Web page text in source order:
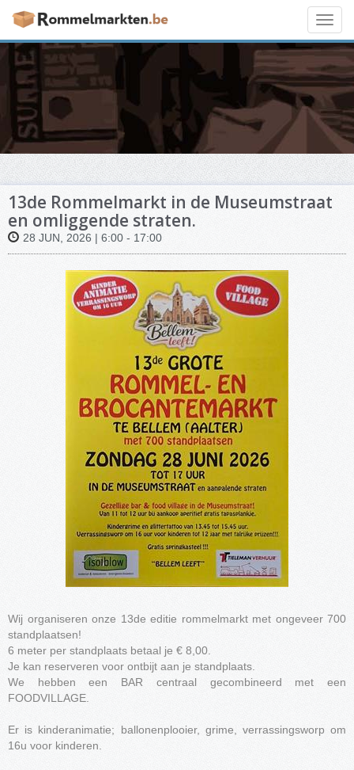
13de Rommelmarkt in de Museumstraat
en omliggende straten.
28 JUN, 2026 | 6:00 - 17:00
Wij organiseren onze 13de editie rommelmarkt met ongeveer 700
standplaatsen!
6 meter per standplaats betaal je € 8,00.
Je kan reserveren voor ontbijt aan je standplaats.
We hebben een BAR centraal gecombineerd met een
FOODVILLAGE.
Er is kinderanimatie; ballonenplooier, grime, verrassingsworp om
16u voor kinderen.